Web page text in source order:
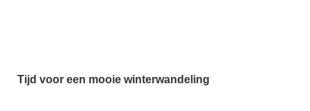
Tijd voor een mooie winterwandeling